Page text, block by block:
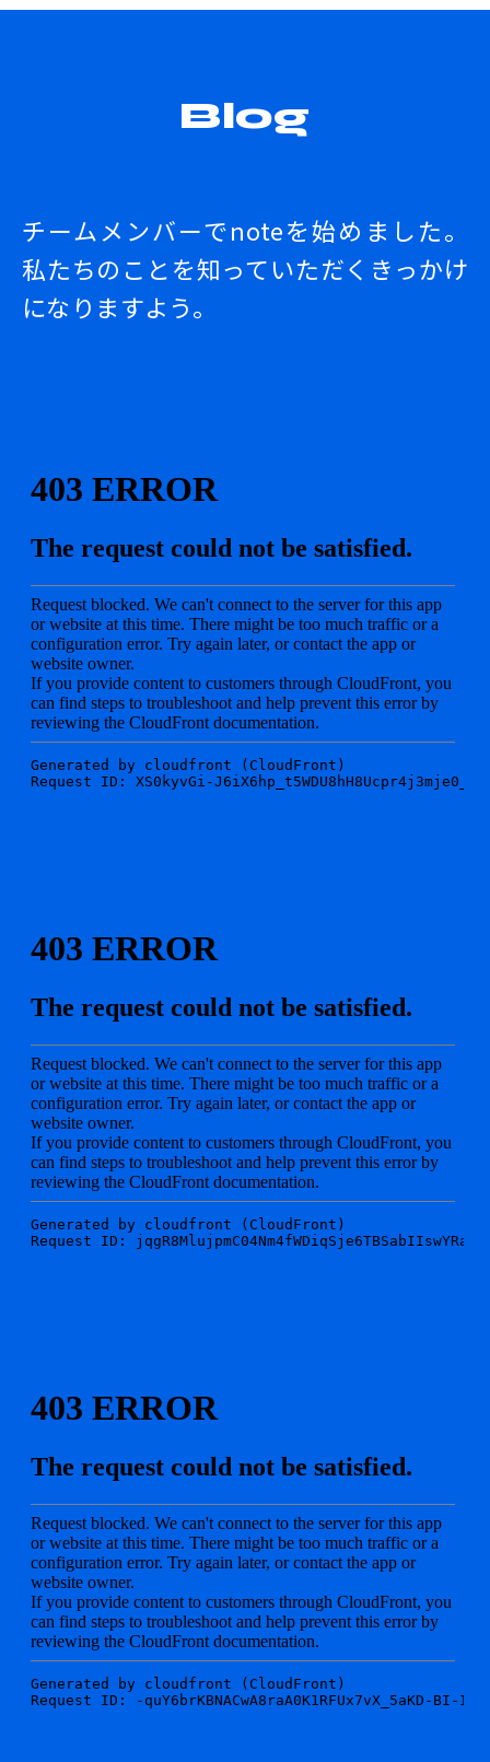
Blog
チームメンバーでnoteを始めました。
私たちのことを知っていただくきっかけ
になりますよう。